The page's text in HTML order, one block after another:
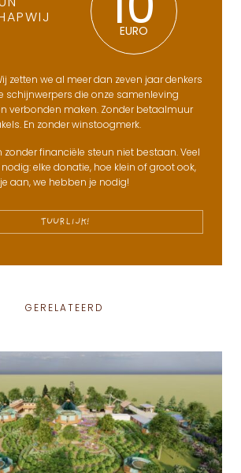
10
EURO
zetten we al meer dan zeven jaar denkers
schijnwerpers die onze samenleving
verbonden maken. Zonder betaalmuur
En zonder winstoogmerk.
zonder financiële steun niet bestaan. Veel
elke donatie, hoe klein of groot ook,
aan, we hebben je nodig!
TUURLIJK!
GERELATEERD